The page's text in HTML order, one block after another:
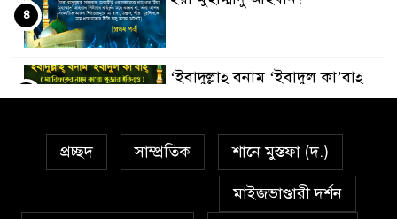
৪
‘ইবাদুল্লাহ্ বনাম ‘ইবাদুল কা’বাহ্
সর্বকালের সব সমস্যার সমাধানের
একমাত্র উপায় মহানবী (দঃ) আদর্শ
প্রচ্ছদ সাম্প্রতিক শানে মুস্তফা (দ.)
মাইজভাণ্ডারী দর্শন